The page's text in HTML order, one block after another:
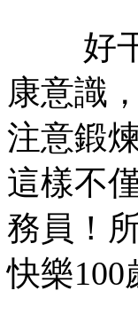
好干
康意識
注意鍛
這樣不
務員！
快樂